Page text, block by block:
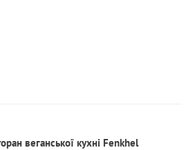
веганської кухні Fenkhel